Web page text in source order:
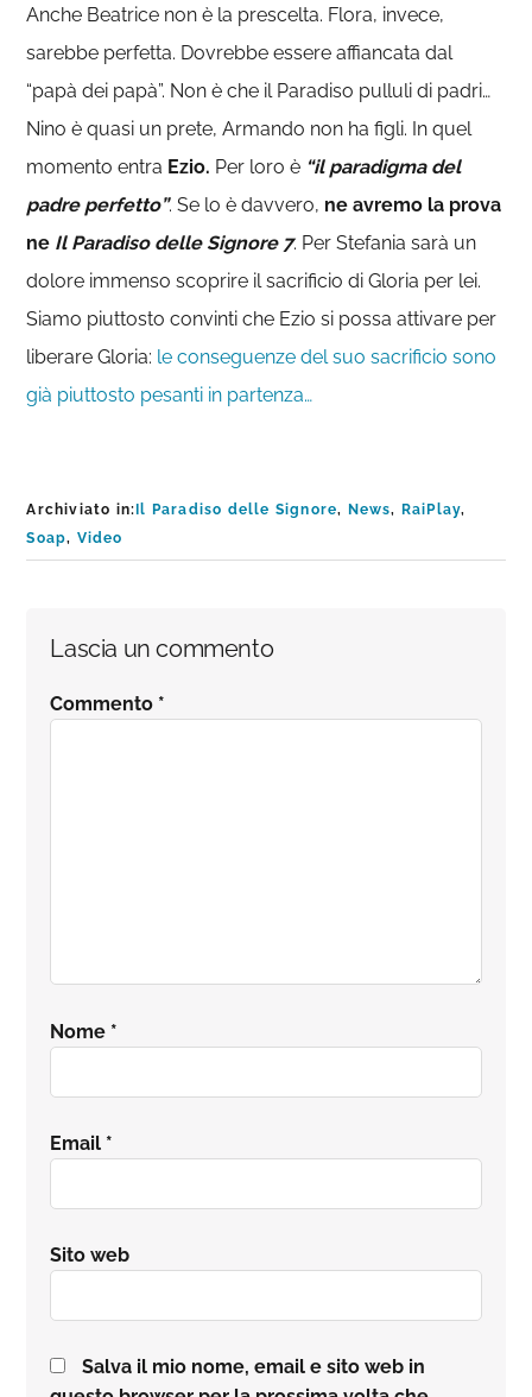
Anche Beatrice non è la prescelta. Flora, invece,
sarebbe perfetta. Dovrebbe essere affiancata dal
“papà dei papà”. Non è che il Paradiso pulluli di padri…
Nino è quasi un prete, Armando non ha figli. In quel
momento entra Ezio. Per loro è “il paradigma del
padre perfetto”. Se lo è davvero, ne avremo la prova
ne Il Paradiso delle Signore 7. Per Stefania sarà un
dolore immenso scoprire il sacrificio di Gloria per lei.
Siamo piuttosto convinti che Ezio si possa attivare per
liberare Gloria: le conseguenze del suo sacrificio sono
già piuttosto pesanti in partenza…
Archiviato in: Il Paradiso delle Signore, News, RaiPlay,
Soap, Video
Interazioni
del
Lascia un commento
Commento *
Nome *
Email *
Sito web
Salva il mio nome, email e sito web in